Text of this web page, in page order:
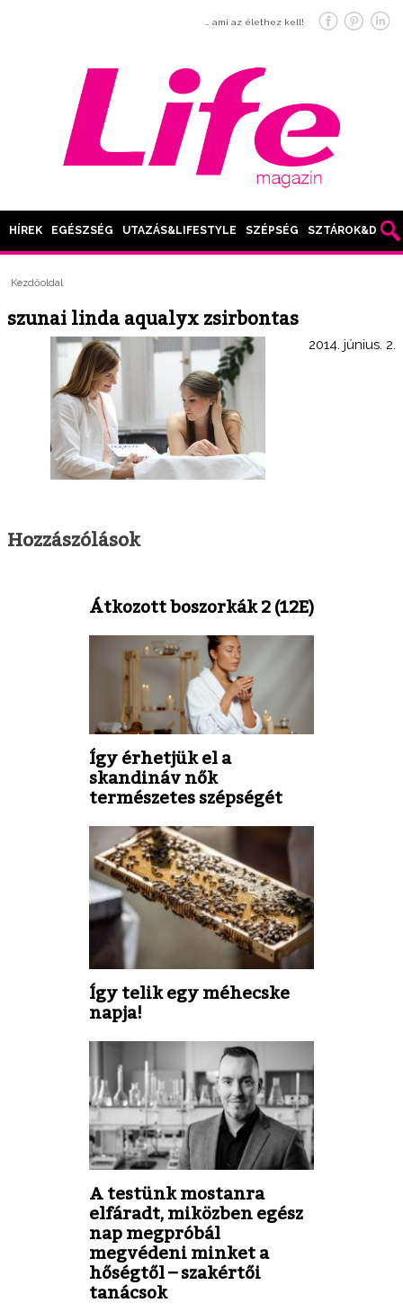
… ami az élethez kell!
HÍREK EGÉSZSÉG UTAZÁS&LIFESTYLE SZÉPSÉG SZTÁROK&DIVAT
Kezdőoldal
szunai linda aqualyx zsirbontas
2014. június. 2.
Hozzászólások
Átkozott boszorkák 2 (12E)
Így érhetjük el a
skandináv nők
természetes szépségét
Így telik egy méhecske
napja!
A testünk mostanra
elfáradt, miközben egész
nap megpróbál
megvédeni minket a
hőségtől – szakértői
tanácsok